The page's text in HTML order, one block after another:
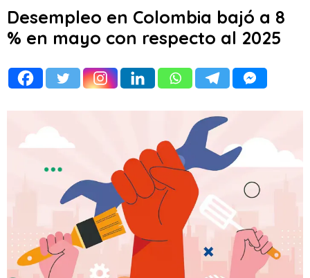
Desempleo en Colombia bajó a 8
% en mayo con respecto al 2025